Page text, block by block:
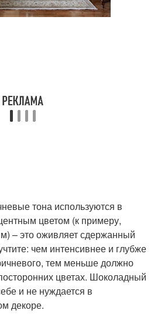
тона используются в
цветом (к примеру,
– это оживляет сдержанный
чем интенсивнее и глубже
тем меньше должно
цветах. Шоколадный
и не нуждается в
декоре.